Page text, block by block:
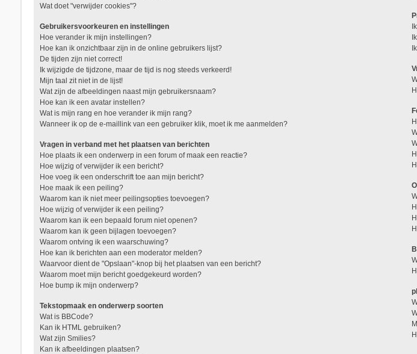
Wat doet "verwijder cookies"?
Gebruikersvoorkeuren en instellingen
Hoe verander ik mijn instellingen?
Hoe kan ik onzichtbaar zijn in de online gebruikers lijst?
De tijden zijn niet correct!
Ik wijzigde de tijdzone, maar de tijd is nog steeds verkeerd!
Mijn taal zit niet in de lijst!
Wat zijn de afbeeldingen naast mijn gebruikersnaam?
Hoe kan ik een avatar instellen?
Wat is mijn rang en hoe verander ik mijn rang?
Wanneer ik op de e-maillink van een gebruiker klik, moet ik me aanmelden?
Vragen in verband met het plaatsen van berichten
Hoe plaats ik een onderwerp in een forum of maak een reactie?
Hoe wijzig of verwijder ik een bericht?
Hoe voeg ik een onderschrift toe aan mijn bericht?
Hoe maak ik een peiling?
Waarom kan ik niet meer peilingsopties toevoegen?
Hoe wijzig of verwijder ik een peiling?
Waarom kan ik een bepaald forum niet openen?
Waarom kan ik geen bijlagen toevoegen?
Waarom ontving ik een waarschuwing?
Hoe kan ik berichten aan een moderator melden?
Waarvoor dient de "Opslaan"-knop bij het plaatsen van een bericht?
Waarom moet mijn bericht goedgekeurd worden?
Hoe bump ik mijn onderwerp?
Tekstopmaak en onderwerp soorten
Wat is BBCode?
Kan ik HTML gebruiken?
Wat zijn Smilies?
Kan ik afbeeldingen plaatsen?